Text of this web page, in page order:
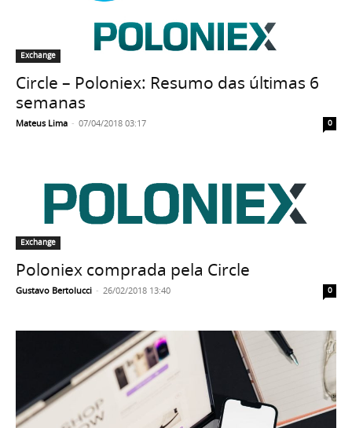
Exchange
Circle – Poloniex: Resumo das últimas 6
semanas
Mateus Lima - 07/04/2018 03:17 0
Exchange
Poloniex comprada pela Circle
Gustavo Bertolucci - 26/02/2018 13:40 0